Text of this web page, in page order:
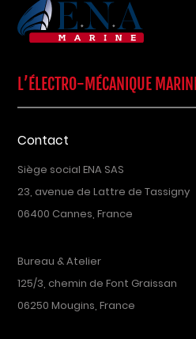
L’ÉLECTRO-MÉCANIQUE
Contact
Siège social ENA SAS
23, avenue de Lattre de Tassigny
06400 Cannes, France
Bureau & Atelier
125/3, chemin de Font Graissan
06250 Mougins, France